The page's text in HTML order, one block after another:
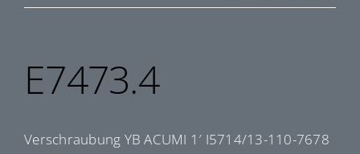
E7473.4
Verschraubung YB ACUMI 1′ I5714/13-110-7678